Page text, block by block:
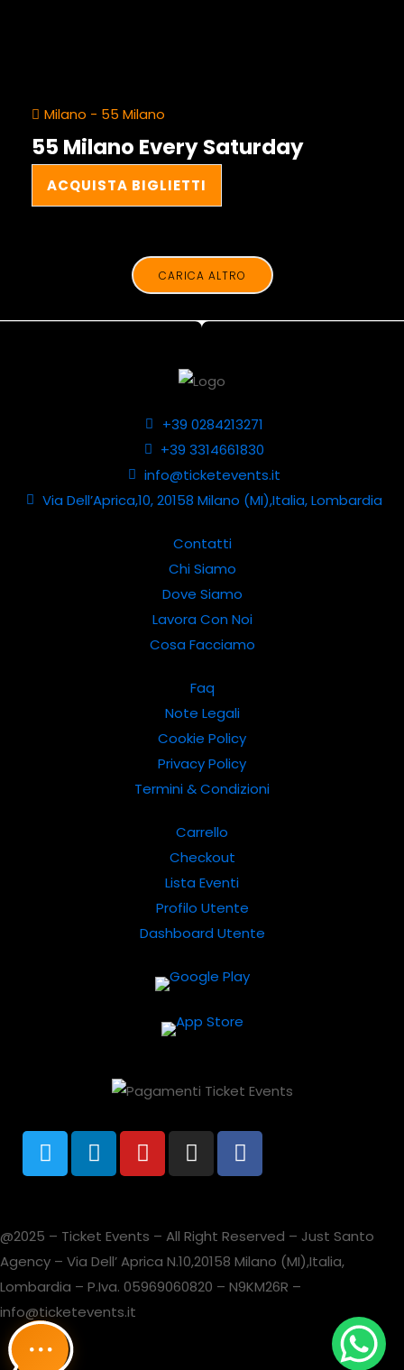
Milano - 55 Milano
55 Milano Every Saturday
ACQUISTA BIGLIETTI
CARICA ALTRO
+39 0284213271
+39 3314661830
info@ticketevents.it
Via Dell’Aprica,10, 20158 Milano (MI),Italia, Lombardia
Contatti
Chi Siamo
Dove Siamo
Lavora Con Noi
Cosa Facciamo
Faq
Note Legali
Cookie Policy
Privacy Policy
Termini & Condizioni
Carrello
Checkout
Lista Eventi
Profilo Utente
Dashboard Utente
@2025 – Ticket Events – All Right Reserved – Just Santo
Agency – Via Dell’ Aprica N.10,20158 Milano (MI),Italia,
Lombardia – P.Iva. 05969060820 – N9KM26R –
info@ticketevents.it